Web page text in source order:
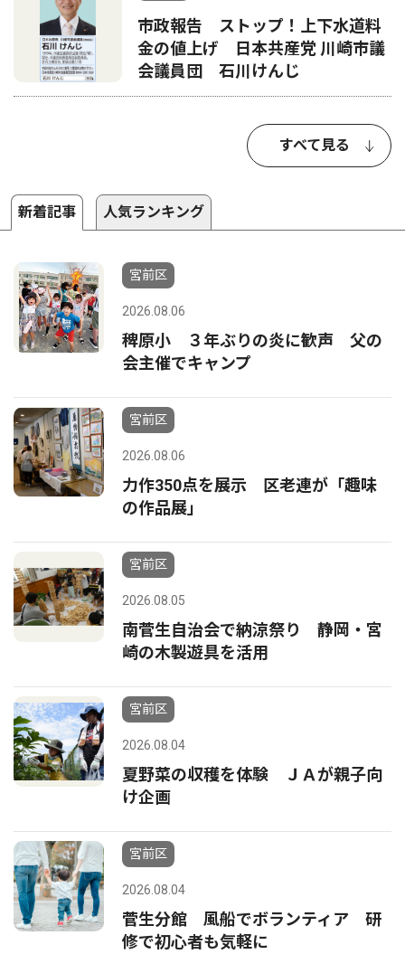
市政報告 ストップ！上下水道料
金の値上げ 日本共産党 川崎市議
会議員団 石川けんじ
すべて見る
新着記事 人気ランキング
宮前区
2026.08.06
稗原小 ３年ぶりの炎に歓声 父の
会主催でキャンプ
宮前区
2026.08.06
力作350点を展示 区老連が「趣味
の作品展」
宮前区
2026.08.05
南菅生自治会で納涼祭り 静岡・宮
崎の木製遊具を活用
宮前区
2026.08.04
夏野菜の収穫を体験 ＪＡが親子向
け企画
宮前区
2026.08.04
菅生分館 風船でボランティア 研
修で初心者も気軽に